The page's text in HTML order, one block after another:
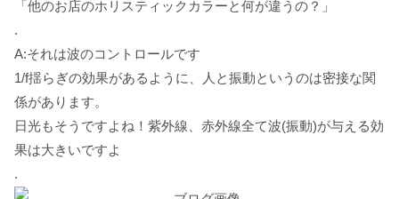
「他のお店のホリスティックカラーと何が違うの？」
.
A:それは波のコントロールです
1/f揺らぎの効果があるように、人と振動というのは密接な関
係があります。
日光もそうですよね！紫外線、赤外線全て波(振動)が与える効
果は大きいですよ
.